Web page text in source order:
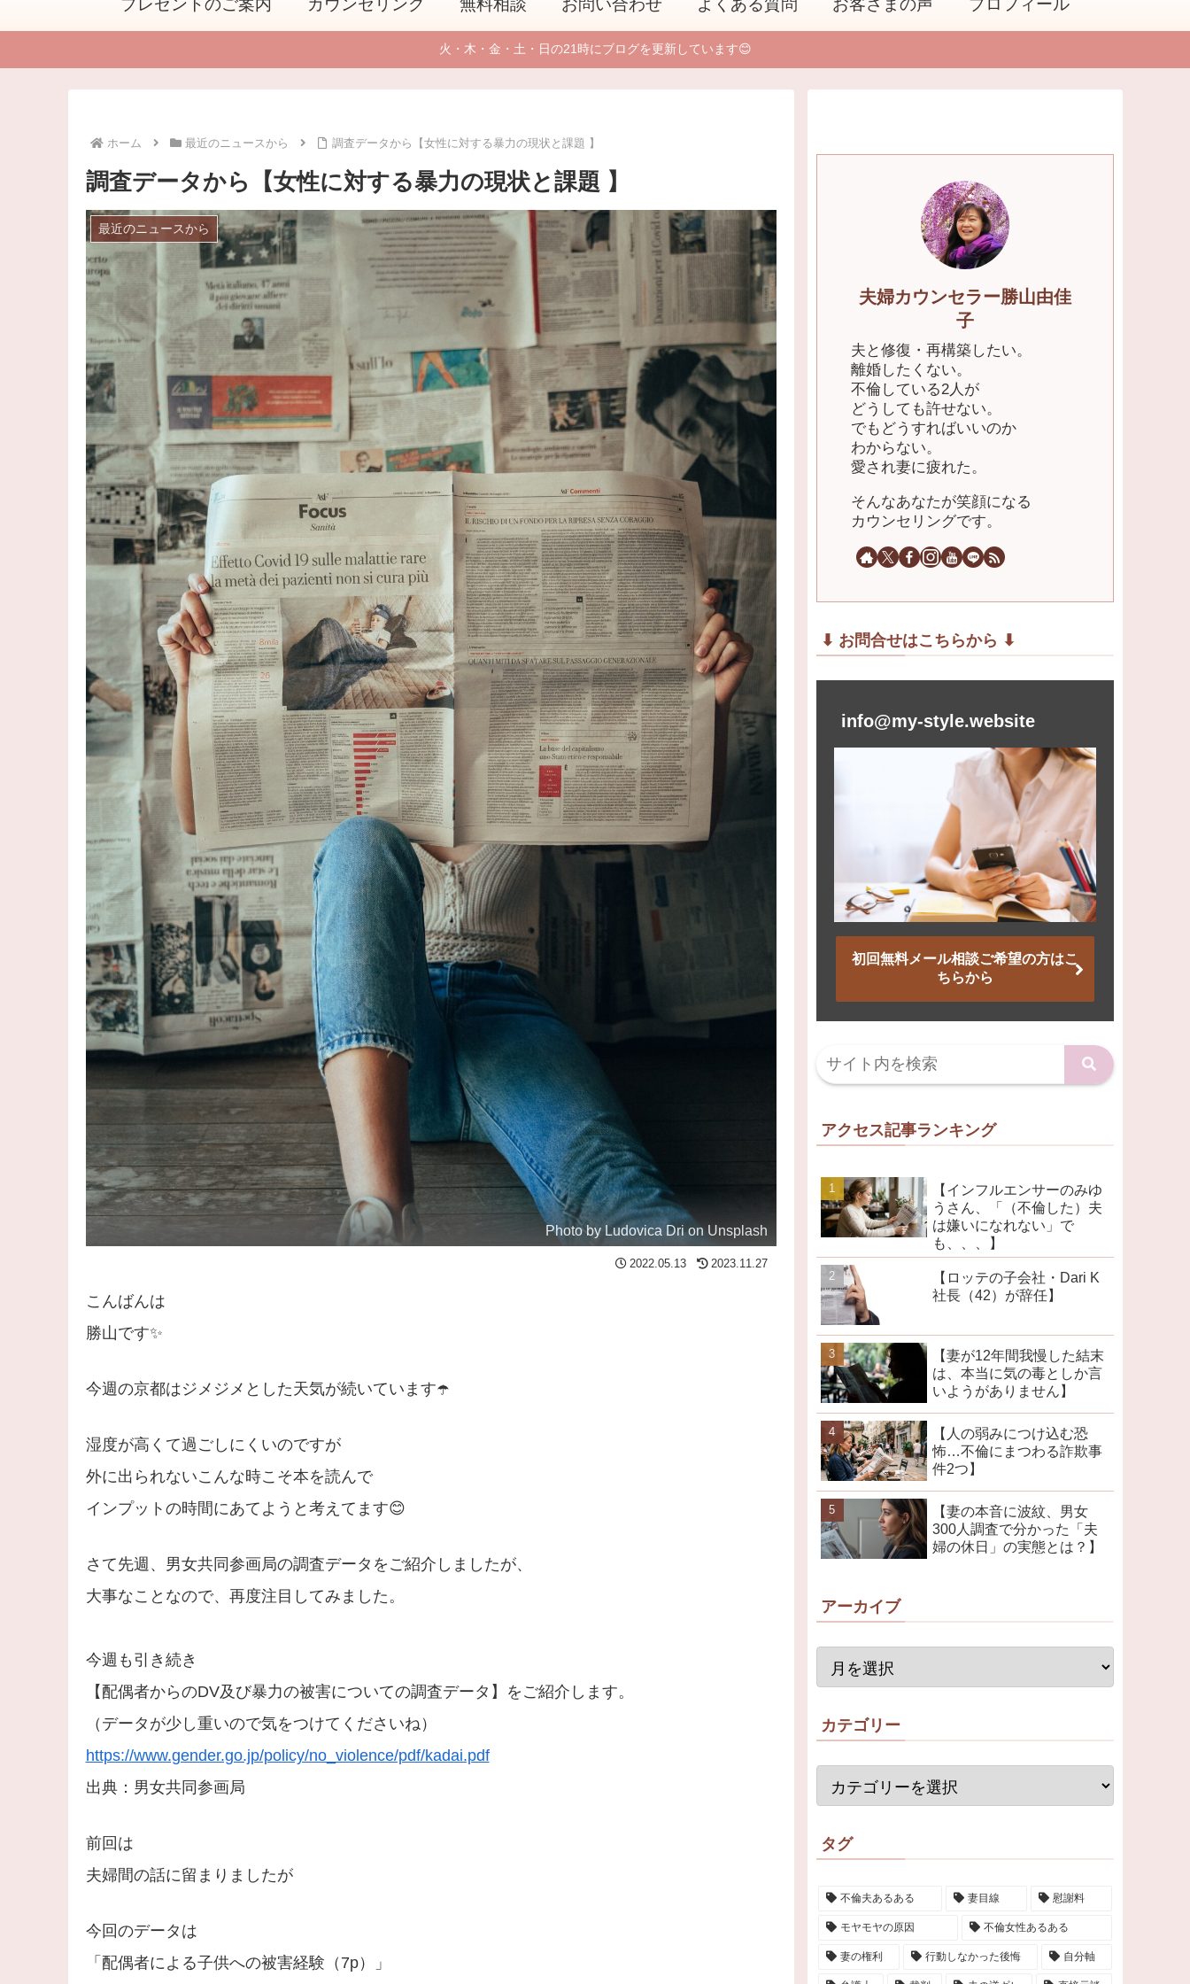
プレゼントのご案内 カウンセリング 無料相談 お問い合わせ よくある質問 お客さまの声 プロフィール
火・木・金・土・日の21時にブログを更新しています😊
ホーム 最近のニュースから 調査データから【女性に対する暴力の現状と課題 】
調査データから【女性に対する暴力の現状と課題 】
最近のニュースから
Photo by Ludovica Dri on Unsplash
2022.05.13 2023.11.27
こんばんは
勝山です✨
今週の京都はジメジメとした天気が続いています☂️
湿度が高くて過ごしにくいのですが
外に出られないこんな時こそ本を読んで
インプットの時間にあてようと考えてます😊
さて先週、​​男女共同参画局の調査データをご紹介しましたが、
大事なことなので、再度注目してみました。
今週も引き続き
【配偶者からのDV及び暴力の被害についての調査データ】をご紹介します。
（データが少し重いので気をつけてくださいね）
https://www.gender.go.jp/policy/no_violence/pdf/kadai.pdf
出典：男女共同参画局
前回は
夫婦間の話に留まりましたが
今回のデータは
「配偶者による子供への被害経験（7p）」
夫婦カウンセラー勝山由佳
子
夫と修復・再構築したい。
離婚したくない。
不倫している2人が
どうしても許せない。
でもどうすればいいのか
わからない。
愛され妻に疲れた。
そんなあなたが笑顔になる
カウンセリングです。
⬇︎ お問合せはこちらから ⬇︎
info@my-style.website
初回無料メール相談ご希望の方はこ
ちらから
アクセス記事ランキング
【インフルエンサーのみゆ
うさん、「（不倫した）夫
は嫌いになれない」で
も、、、】
【ロッテの子会社・Dari K
社長（42）が辞任】
【妻が12年間我慢した結末
は、本当に気の毒としか言
いようがありません】
【人の弱みにつけ込む恐
怖…不倫にまつわる詐欺事
件2つ】
【妻の本音に波紋、男女
300人調査で分かった「夫
婦の休日」の実態とは？】
アーカイブ
カテゴリー
タグ
不倫夫あるある 妻目線 慰謝料
モヤモヤの原因 不倫女性あるある
妻の権利 行動しなかった後悔 自分軸